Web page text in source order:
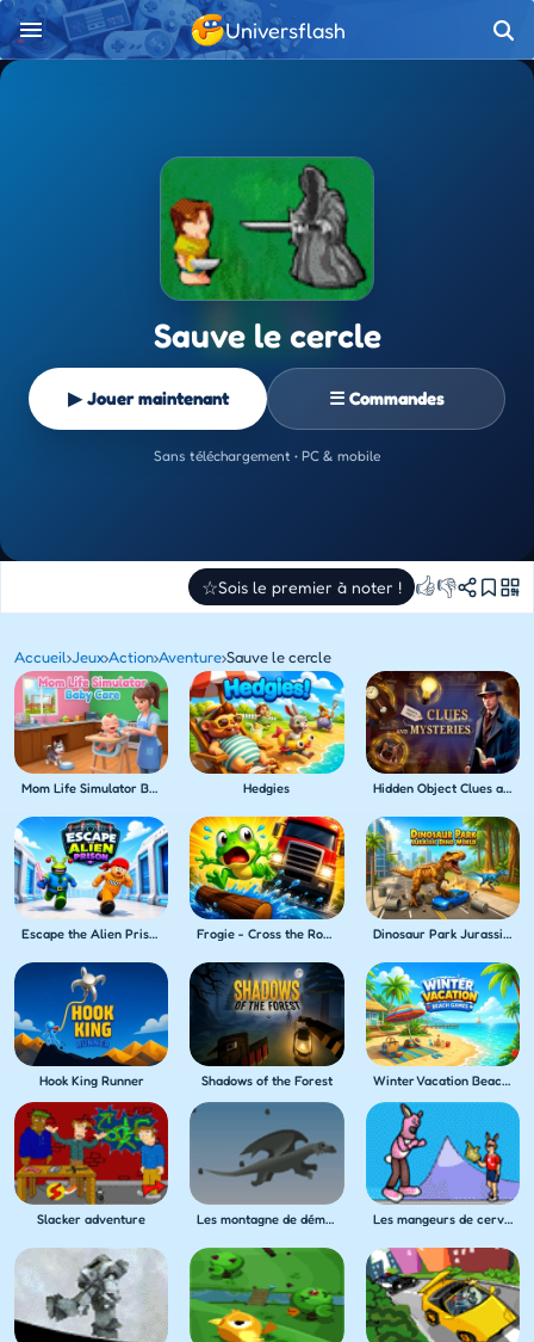
Universflash
Sauve le cercle
▶ Jouer maintenant ☰ Commandes
Sans téléchargement • PC & mobile
☆Sois le premier à noter ! 👍👎
Accueil›Jeux›Action›Aventure›Sauve le cercle
Mom Life Simulator Baby Care Hedgies Hidden Object Clues and Mysteries
Escape the Alien Prison Frogie - Cross the Roads Dinosaur Park Jurassic Dino World
Hook King Runner Shadows of the Forest Winter Vacation Beach Games
Slacker adventure Les montagne de démence du Mordor Les mangeurs de cerveau de Mars